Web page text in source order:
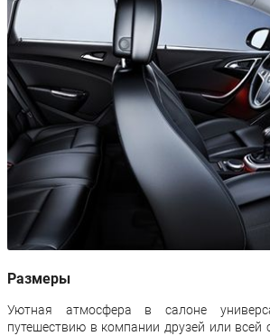
Размеры
Уютная атмосфера в салоне
путешествию в компании друзей или всей